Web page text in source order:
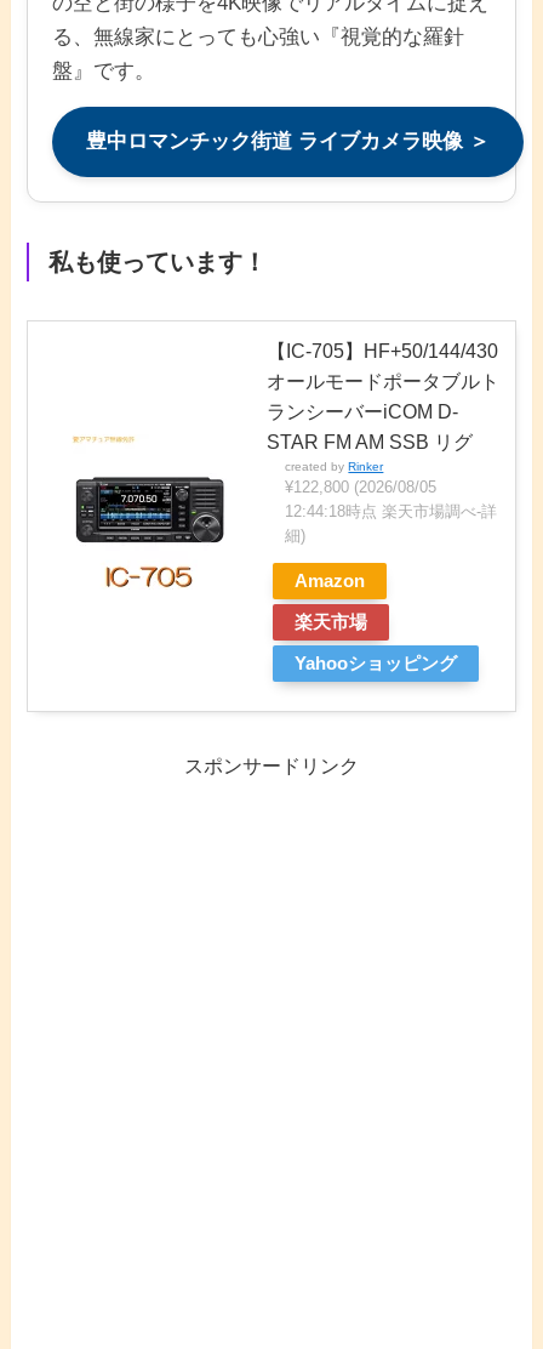
る、無線家にとっても心強い『視覚的な羅針
盤』です。
豊中ロマンチック街道 ライブカメラ映像 ＞
私も使っています！
【IC-705】HF+50/144/430
オールモードポータブルト
ランシーバーiCOM D-
STAR FM AM SSB リグ
created byRinker
¥122,800 (2026/08/05
12:44:18時点 楽天市場調べ-詳
細)
Amazon
楽天市場
Yahooショッピング
スポンサードリンク